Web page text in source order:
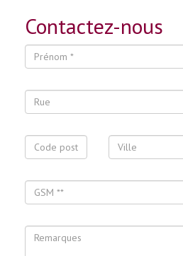
Contactez-nous